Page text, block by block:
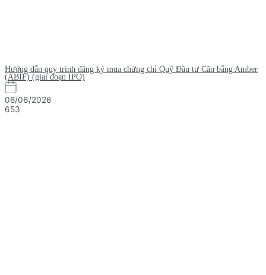
Hướng dẫn quy trình đăng ký mua chứng chỉ Quỹ Đầu tư Cân bằng Amber
(ABIF) (giai đoạn IPO)
08/06/2026
653